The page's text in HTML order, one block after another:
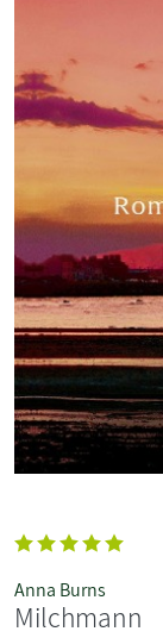
Anna Burns
Milchmann